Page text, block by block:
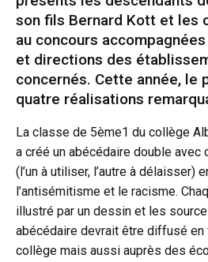
son fils Bernard Kott et les
au concours
et directions des
concernés. Cette année, le
quatre réalisations
La classe de 5ème1 du collège
a créé un abécédaire double avec
(l’un à utiliser, l’autre à délaisser)
l’antisémitisme et le racisme.
illustré par un dessin et les
abécédaire devrait être diffusé en
collège mais aussi auprès des